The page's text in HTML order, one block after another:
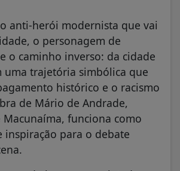
anti-herói modernista que vai
o personagem de
o caminho inverso: da cidade
uma trajetória simbólica que
histórico e o racismo
de Mário de Andrade,
Macunaíma, funciona como
inspiração para o debate